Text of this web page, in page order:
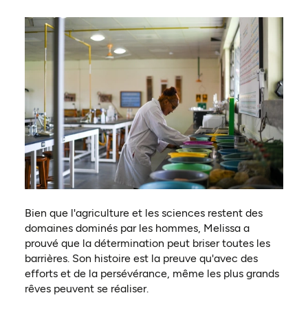
Bien que l'agriculture et les sciences restent des
domaines dominés par les hommes, Melissa a
prouvé que la détermination peut briser toutes les
barrières. Son histoire est la preuve qu'avec des
efforts et de la persévérance, même les plus grands
rêves peuvent se réaliser.